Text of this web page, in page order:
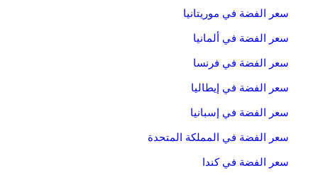
سعر الفضة في موريتانيا
سعر الفضة في ألمانيا
سعر الفضة في فرنسا
سعر الفضة في إيطاليا
سعر الفضة في إسبانيا
سعر الفضة في المملكة المتحدة
سعر الفضة في كندا